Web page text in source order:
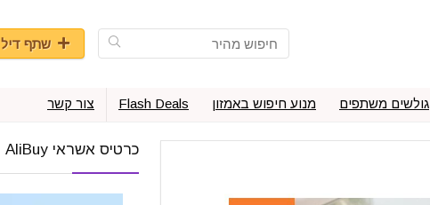
שתף דיל
גולשים משתפים מנוע חיפוש באמזון Flash Deals צור קשר
כרטיס אשראי AliBuy